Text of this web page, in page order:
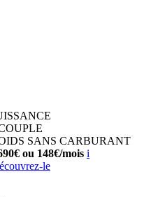
SANS CARBURANT
ou 148€/mois i
le